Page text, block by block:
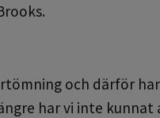
och därför
har vi inte